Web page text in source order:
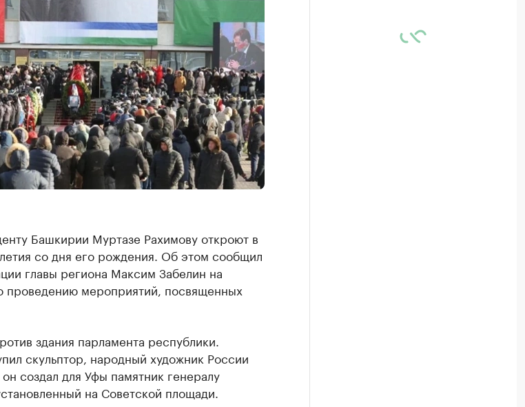
Башкирии Муртазе Рахимову откроют в
со дня его рождения. Об этом сообщил
главы региона Максим Забелин на
проведению мероприятий, посвященных
здания парламента республики.
скульптор, народный художник России
создал для Уфы памятник генералу
на Советской площади.